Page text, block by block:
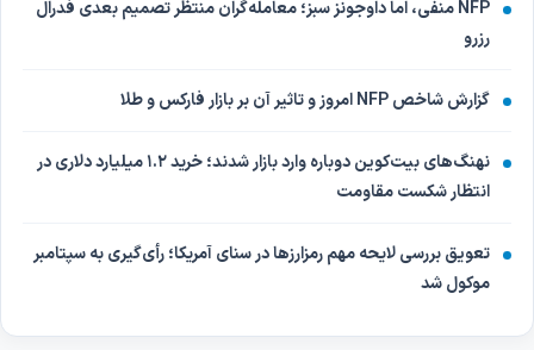
NFP منفی، اما داوجونز سبز؛ معامله‌گران منتظر تصمیم بعدی فدرال
رزرو
گزارش شاخص NFP امروز و تاثیر آن بر بازار فارکس و طلا
نهنگ‌های بیت‌کوین دوباره وارد بازار شدند؛ خرید ۱.۲ میلیارد دلاری در
انتظار شکست مقاومت
تعویق بررسی لایحه مهم رمزارزها در سنای آمریکا؛ رأی‌گیری به سپتامبر
موکول شد